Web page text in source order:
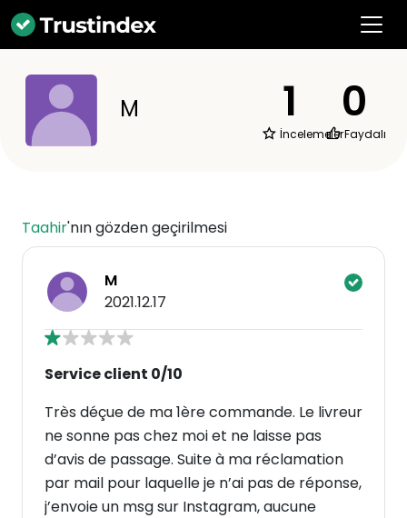
M 1
İncelemeler
0
Faydalı
Taahir'nın gözden geçirilmesi
M
2021.12.17
Service client 0/10
Très déçue de ma 1ère commande. Le livreur
ne sonne pas chez moi et ne laisse pas
d’avis de passage. Suite à ma réclamation
par mail pour laquelle je n’ai pas de réponse,
j’envoie un msg sur Instagram, aucune